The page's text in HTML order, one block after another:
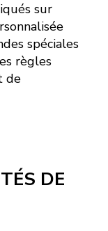
sur
spéciales
règles
de
DE